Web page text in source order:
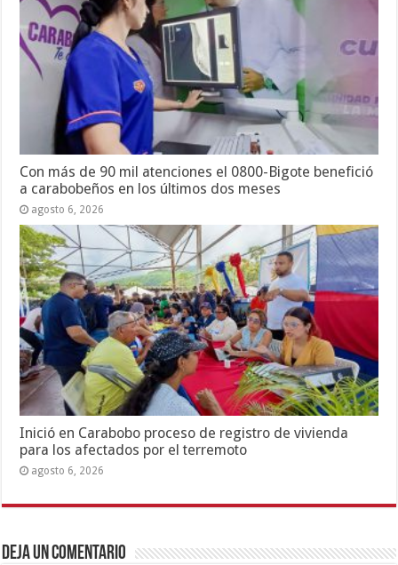
Con más de 90 mil atenciones el 0800-Bigote benefició
a carabobeños en los últimos dos meses
agosto 6, 2026
Inició en Carabobo proceso de registro de vivienda
para los afectados por el terremoto
agosto 6, 2026
Deja un comentario